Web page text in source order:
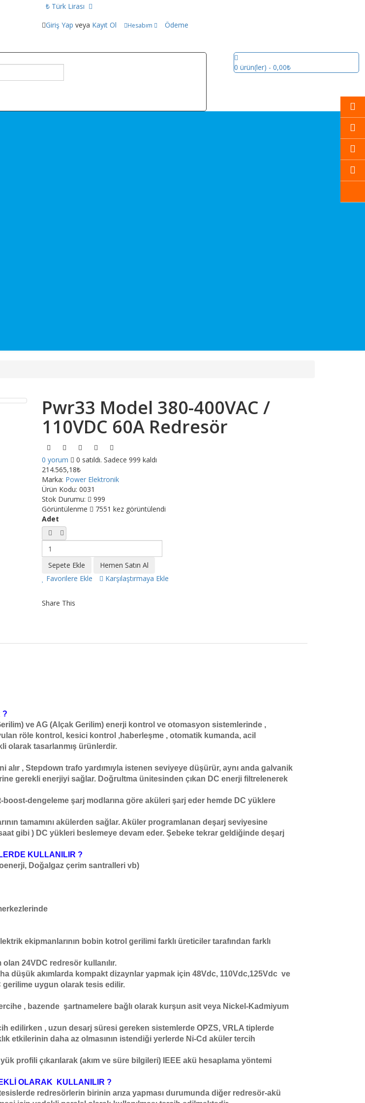
Giriş Yap veya Kayıt Ol Hesabım Ödeme
0 ürün(ler) - 0,00₺
Pwr33 Model 380-400VAC /
110VDC 60A Redresör
0 yorum
0 satıldı. Sadece 999 kaldı
214.565,18₺
Marka: Power Elektronik
Ürün Kodu: 0031
Stok Durumu:
999
Görüntülenme
7551 kez görüntülendi
Adet
Favorilere Ekle Karşılaştırmaya Ekle
Share This
?
ve AG (Alçak Gerilim) enerji kontrol ve otomasyon sistemlerinde ,
röle kontrol, kesici kontrol ,haberleşme , otomatik kumanda, acil
olarak tasarlanmış ürünlerdir.
, Stepdown trafo yardımıyla istenen seviyeye düşürür, aynı anda galvanik
gerekli enerjiyi sağlar. Doğrultma ünitesinden çıkan DC enerji filtrelenerek
boost-dengeleme şarj modlarına göre aküleri şarj eder hemde DC yüklere
tamamını akülerden sağlar. Aküler programlanan deşarj seviyesine
gibi ) DC yükleri beslemeye devam eder. Şebeke tekrar geldiğinde deşarj
KULLANILIR ?
Doğalgaz çerim santralleri vb)
ekipmanlarının bobin kotrol gerilimi farklı üreticiler tarafından farklı
24VDC redresör kullanılır.
düşük akımlarda kompakt dizaynlar yapmak için 48Vdc, 110Vdc,125Vdc ve
gerilime uygun olarak tesis edilir.
, bazende şartnamelere bağlı olarak kurşun asit veya Nickel-Kadmiyum
edilirken , uzun desarj süresi gereken sistemlerde OPZS, VRLA tiplerde
etkilerinin daha az olmasının istendiği yerlerde Ni-Cd aküler tercih
profili çıkarılarak (akım ve süre bilgileri) IEEE akü hesaplama yöntemi
OLARAK KULLANILIR ?
redresörlerin birinin arıza yapması durumunda diğer redresör-akü